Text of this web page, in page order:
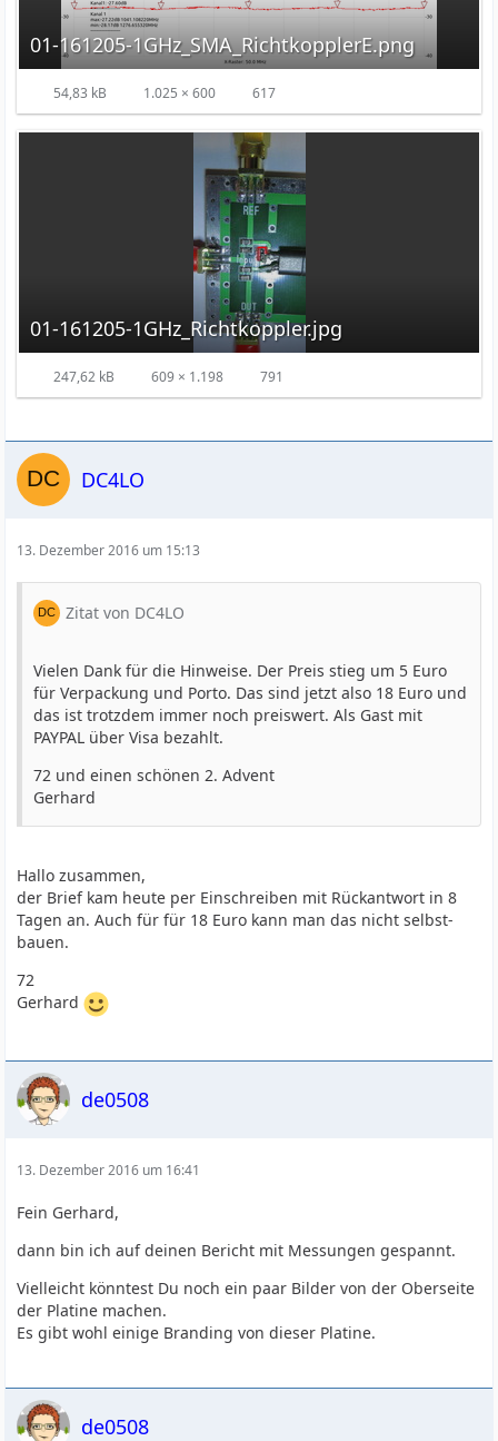
01-161205-1GHz_SMA_RichtkopplerE.png
54,83 kB 1.025 × 600 617
01-161205-1GHz_Richtkoppler.jpg
247,62 kB 609 × 1.198 791
DC4LO
13. Dezember 2016 um 15:13
Zitat von DC4LO
Vielen Dank für die Hinweise. Der Preis stieg um 5 Euro
für Verpackung und Porto. Das sind jetzt also 18 Euro und
das ist trotzdem immer noch preiswert. Als Gast mit
PAYPAL über Visa bezahlt.
72 und einen schönen 2. Advent
Gerhard
Hallo zusammen,
der Brief kam heute per Einschreiben mit Rückantwort in 8
Tagen an. Auch für für 18 Euro kann man das nicht selbst-
bauen.
72
Gerhard
de0508
13. Dezember 2016 um 16:41
Fein Gerhard,
dann bin ich auf deinen Bericht mit Messungen gespannt.
Vielleicht könntest Du noch ein paar Bilder von der Oberseite
der Platine machen.
Es gibt wohl einige Branding von dieser Platine.
de0508